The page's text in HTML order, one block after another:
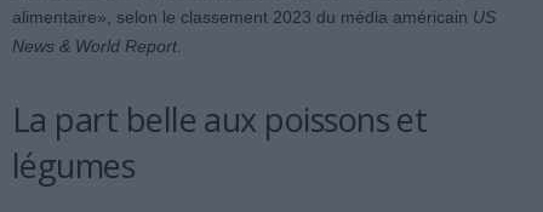
alimentaire», selon le classement 2023 du média américain US
News & World Report.
La part belle aux poissons et
légumes